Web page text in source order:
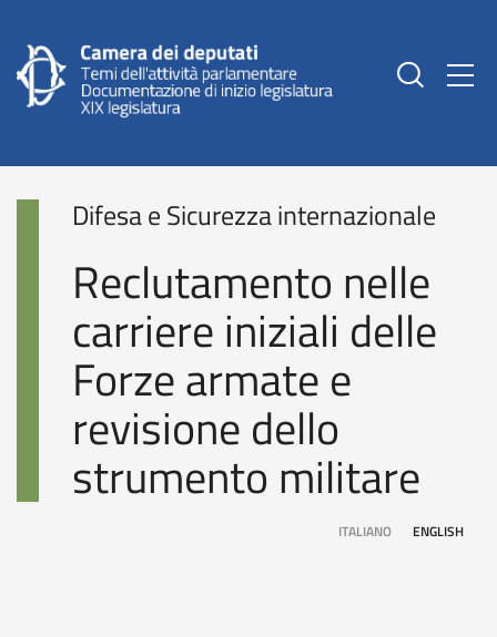
Difesa e Sicurezza internazionale
Reclutamento nelle
carriere iniziali delle
Forze armate e
revisione dello
strumento militare
ITALIANO ENGLISH